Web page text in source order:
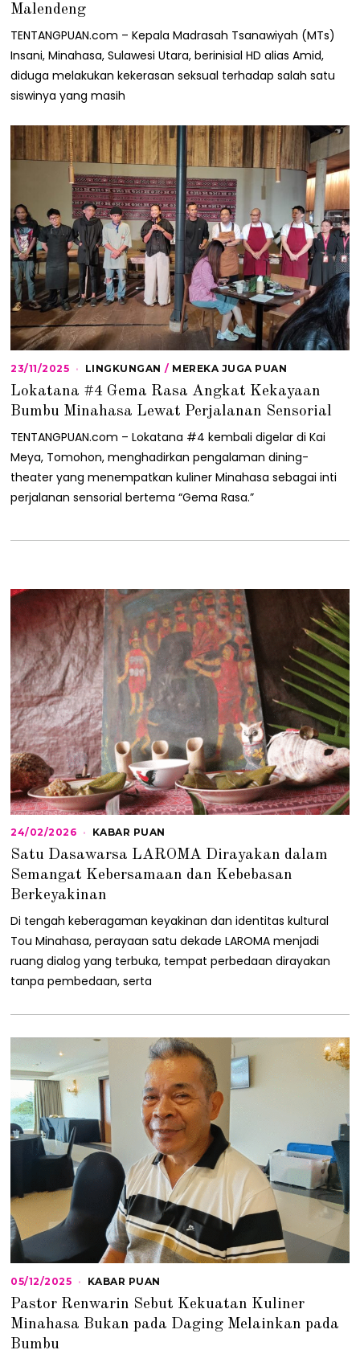
/
0
2
5
Malendeng
TENTANGPUAN.com – Kepala Madrasah Tsanawiyah (MTs)
Insani, Minahasa, Sulawesi Utara, berinisial HD alias Amid,
diduga melakukan kekerasan seksual terhadap salah satu
siswinya yang masih
23/11/2025
/
1
/
0
5
LINGKUNGAN / MEREKA JUGA PUAN
Lokatana #4 Gema Rasa Angkat Kekayaan
Bumbu Minahasa Lewat Perjalanan Sensorial
TENTANGPUAN.com – Lokatana #4 kembali digelar di Kai
Meya, Tomohon, menghadirkan pengalaman dining-
theater yang menempatkan kuliner Minahasa sebagai inti
perjalanan sensorial bertema “Gema Rasa.”
24/02/2026
/
0
/
0
6
KABAR PUAN
Satu Dasawarsa LAROMA Dirayakan dalam
Semangat Kebersamaan dan Kebebasan
Berkeyakinan
Di tengah keberagaman keyakinan dan identitas kultural
Tou Minahasa, perayaan satu dekade LAROMA menjadi
ruang dialog yang terbuka, tempat perbedaan dirayakan
tanpa pembedaan, serta
05/12/2025 0
/
1
KABAR PUAN
Pastor Renwarin Sebut Kekuatan Kuliner
Minahasa Bukan pada Daging Melainkan pada
Bumbu